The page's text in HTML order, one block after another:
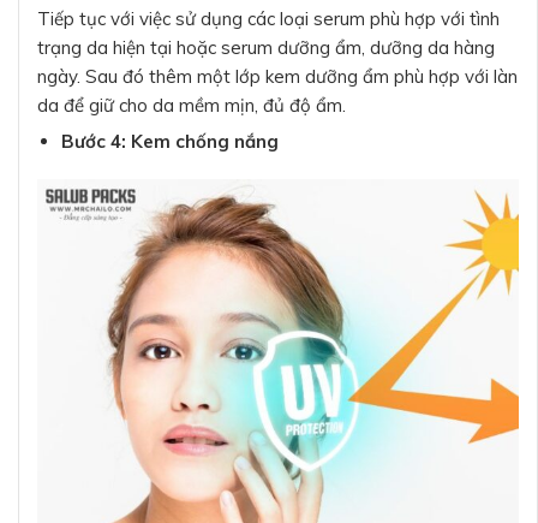
Tiếp tục với việc sử dụng các loại serum phù hợp với tình
trạng da hiện tại hoặc serum dưỡng ẩm, dưỡng da hàng
ngày. Sau đó thêm một lớp kem dưỡng ẩm phù hợp với làn
da để giữ cho da mềm mịn, đủ độ ẩm.
Bước 4: Kem chống nắng